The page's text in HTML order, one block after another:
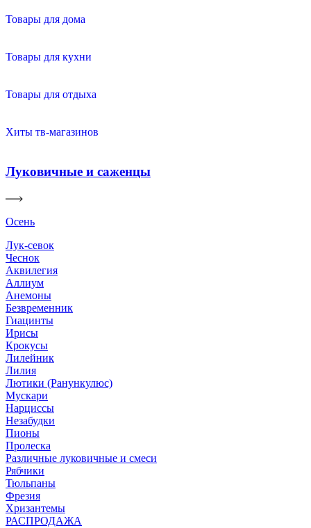
Товары для дома
Товары для кухни
Товары для отдыха
Хиты тв-магазинов
Луковичные и саженцы
Осень
Лук-севок
Чеснок
Аквилегия
Аллиум
Анемоны
Безвременник
Гиацинты
Ирисы
Крокусы
Лилейник
Лилия
Лютики (Ранункулюс)
Мускари
Нарцисcы
Незабудки
Пионы
Пролеска
Различные луковичные и смеси
Рябчики
Тюльпаны
Фрезия
Хризантемы
РАСПРОДАЖА